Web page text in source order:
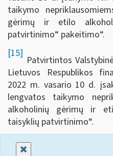
taikymo
gėrimų ir etilo
patvirtinimo“ pakeitimo“.
[15]
Patvirtintos
Lietuvos Respublikos
2022 m. vasario 10 d.
lengvatos taikymo
alkoholinių gėrimų ir
taisyklių patvirtinimo“.